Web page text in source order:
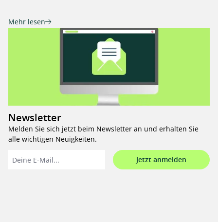
Mehr lesen
Newsletter
Melden Sie sich jetzt beim Newsletter an und erhalten Sie
alle wichtigen Neuigkeiten.
Jetzt anmelden